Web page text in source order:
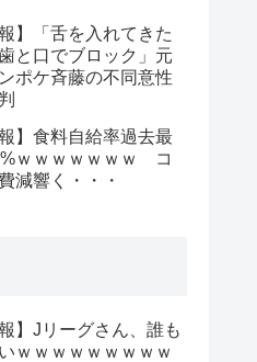
報】「舌を入れてきた
と口でブロック」元
ポケ斉藤の不同意性
報】食料自給率過去最
ｗｗｗｗｗｗｗ コ
減響く・・・
報】Jリーグさん、誰も
ｗｗｗｗｗｗｗｗｗ